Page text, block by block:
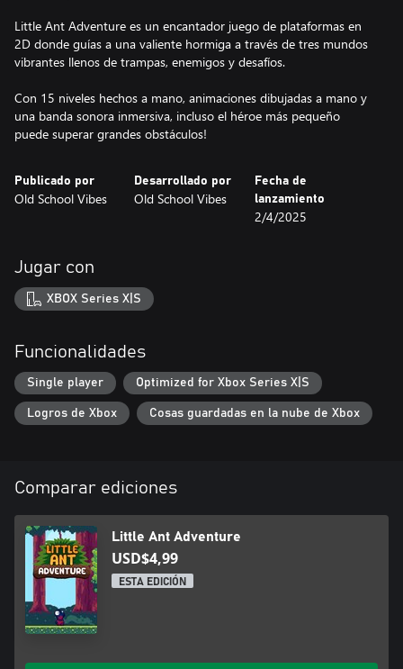
Little Ant Adventure es un encantador juego de plataformas en
2D donde guías a una valiente hormiga a través de tres mundos
vibrantes llenos de trampas, enemigos y desafíos.
Con 15 niveles hechos a mano, animaciones dibujadas a mano y
una banda sonora inmersiva, incluso el héroe más pequeño
puede superar grandes obstáculos!
Publicado por
Old School Vibes
Desarrollado por
Old School Vibes
Fecha de
lanzamiento
2/4/2025
Jugar con
XBOX Series X|S
Funcionalidades
Single player Optimized for Xbox Series X|S
Logros de Xbox Cosas guardadas en la nube de Xbox
Comparar ediciones
Little Ant Adventure
USD$4,99
ESTA EDICIÓN